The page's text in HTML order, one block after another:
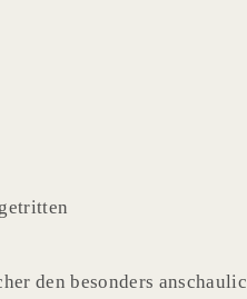
den besonders